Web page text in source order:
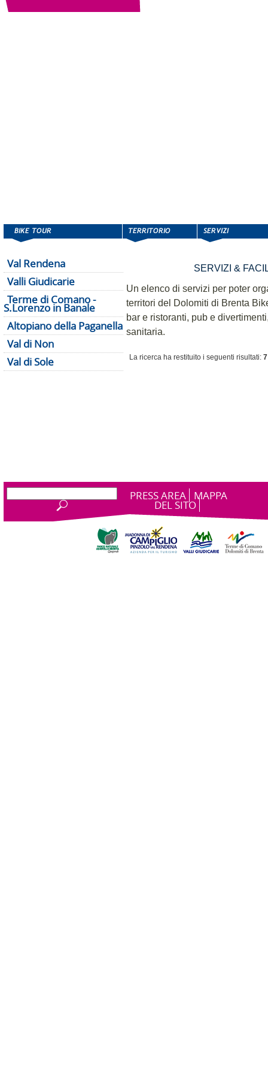
Val Rendena
Valli Giudicarie
Terme di Comano -
S.Lorenzo in Banale
Altopiano della Paganella
Val di Non
Val di Sole
SERVIZI &
Un elenco di servizi per poter
territori del Dolomiti di Brenta
bar e ristoranti, pub e
sanitaria.
La ricerca ha restituito i seguenti risultati: 7
PRESS AREA MAPPA
DEL SITO